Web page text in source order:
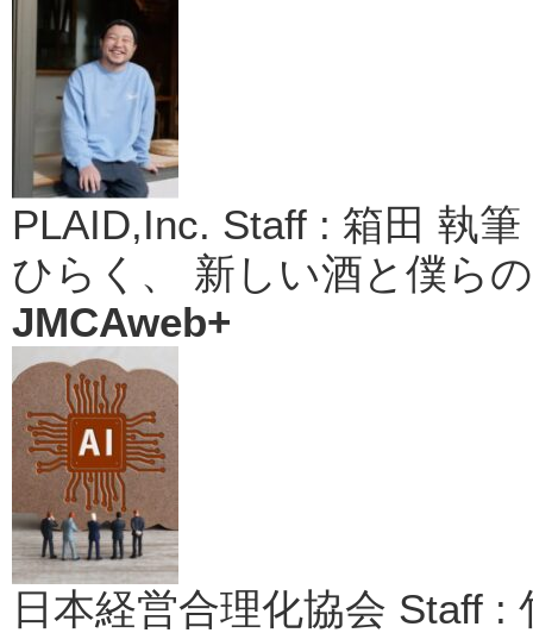
PLAID,Inc. Staff : 箱田 執
ひらく、 新しい酒と僕ら
JMCAweb+
日本経営合理化協会 Staff